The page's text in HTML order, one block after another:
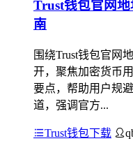
Trust钱包官网
南
围绕Trust钱包官网
开，聚焦加密货币
要点，帮助用户规
道，强调官方...
Trust钱包下载